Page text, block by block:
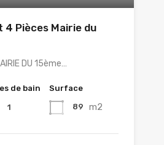
Pièces Mairie du
DU 15ème…
de bain
1
Surface
89 m2